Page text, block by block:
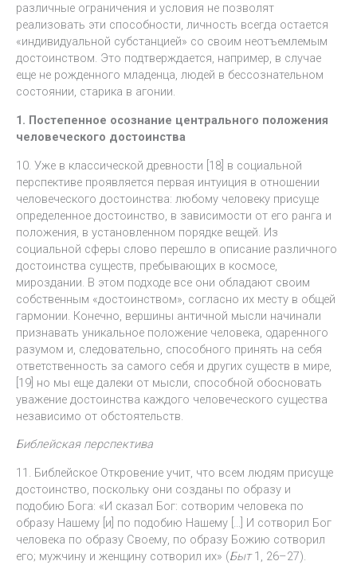
различные ограничения и условия не позволят
реализовать эти способности, личность всегда остается
«индивидуальной субстанцией» со своим неотъемлемым
достоинством. Это подтверждается, например, в случае
еще не рожденного младенца, людей в бессознательном
состоянии, старика в агонии.
1. Постепенное осознание центрального положения
человеческого достоинства
10. Уже в классической древности [18] в социальной
перспективе проявляется первая интуиция в отношении
человеческого достоинства: любому человеку присуще
определенное достоинство, в зависимости от его ранга и
положения, в установленном порядке вещей. Из
социальной сферы слово перешло в описание различного
достоинства существ, пребывающих в космосе,
мироздании. В этом подходе все они обладают своим
собственным «достоинством», согласно их месту в общей
гармонии. Конечно, вершины античной мысли начинали
признавать уникальное положение человека, одаренного
разумом и, следовательно, способного принять на себя
ответственность за самого себя и других существ в мире,
[19] но мы еще далеки от мысли, способной обосновать
уважение достоинства каждого человеческого существа
независимо от обстоятельств.
Библейская перспектива
11. Библейское Откровение учит, что всем людям присуще
достоинство, поскольку они созданы по образу и
подобию Бога: «И сказал Бог: сотворим человека по
образу Нашему [и] по подобию Нашему […] И сотворил Бог
человека по образу Своему, по образу Божию сотворил
его; мужчину и женщину сотворил их» (Быт1, 26–27).